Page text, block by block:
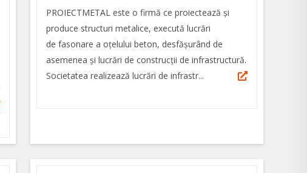
PROIECTMETAL este o firmă ce proiectează și
produce structuri metalice, execută lucrări
de fasonare a oțelului beton, desfășurând de
asemenea și lucrări de construcții de infrastructură.
Societatea realizează lucrări de infrastr...